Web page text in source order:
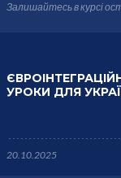
Залишайтесь в курсі
УРОКИ ДЛЯ
20.10.2025